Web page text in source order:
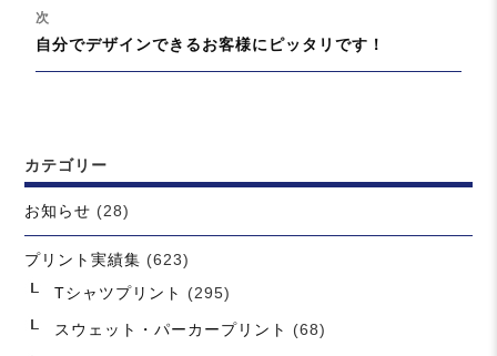
ゲ
ー
シ
の
投
稿:
次
次
の
自分でデザインできるお客様にピッタリです！
カテゴリー
お知らせ (28)
プリント実績集 (623)
Tシャツプリント
(295)
スウェット・パーカープリント (68)